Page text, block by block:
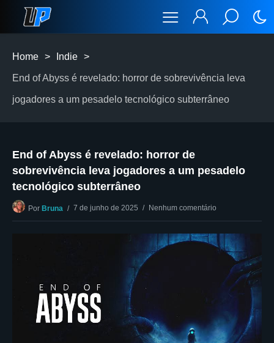
Home > Indie >
End of Abyss é revelado: horror de sobrevivência leva
jogadores a um pesadelo tecnológico subterrâneo
End of Abyss é revelado: horror de
sobrevivência leva jogadores a um pesadelo
tecnológico subterrâneo
Por Bruna 7 de junho de 2025 Nenhum comentário